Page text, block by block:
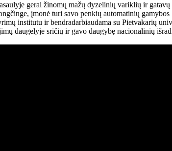
gerai žinomų mažų dyzelinių variklių ir
įmonė turi savo penkių automatinių
institutu ir bendradarbiaudama su Pietvakarių
daugelyje sričių ir gavo daugybę nacionalinių